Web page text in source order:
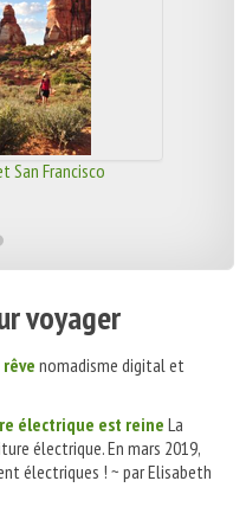
San Francisco
voyager
nomadisme digital et
électrique est reine La
électrique. En mars 2019,
électriques ! ~ par Elisabeth